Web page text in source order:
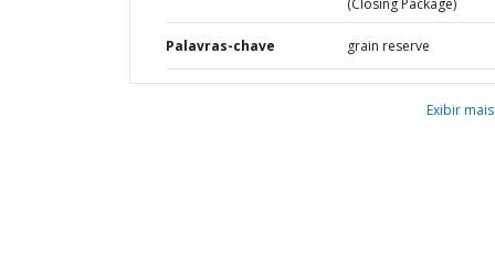
(Closing Package)
Palavras-chave grain reserve
Exibir mais